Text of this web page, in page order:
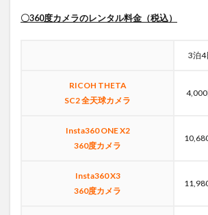
〇360度カメラのレンタル料金（税込）
3泊4
RICOH THETA
SC2 全天球カメラ
Insta360 ONE X2
360度カメラ
Insta360 X3
360度カメラ